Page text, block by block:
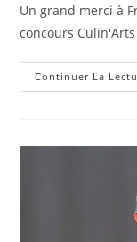
Un grand merci à
concours
Continuer La